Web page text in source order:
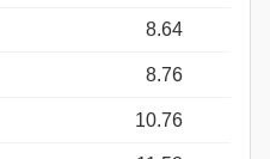
8.64
8.76
10.76